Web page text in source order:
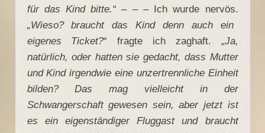
für das Kind bitte.“ – – – Ich wurde nervös.
„Wieso? braucht das Kind denn auch ein
eigenes Ticket?“ fragte ich zaghaft. „Ja,
natürlich, oder hatten sie gedacht, dass Mutter
und Kind irgendwie eine unzertrennliche Einheit
bilden? Das mag vielleicht in der
Schwangerschaft gewesen sein, aber jetzt ist
es ein eigenständiger Fluggast und braucht